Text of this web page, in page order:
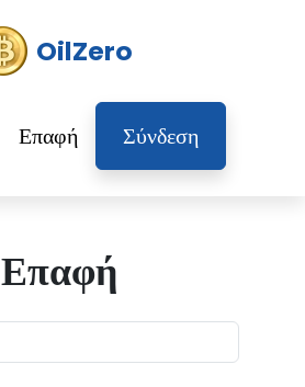
OilZero
Επαφή Σύνδεση
Επαφή